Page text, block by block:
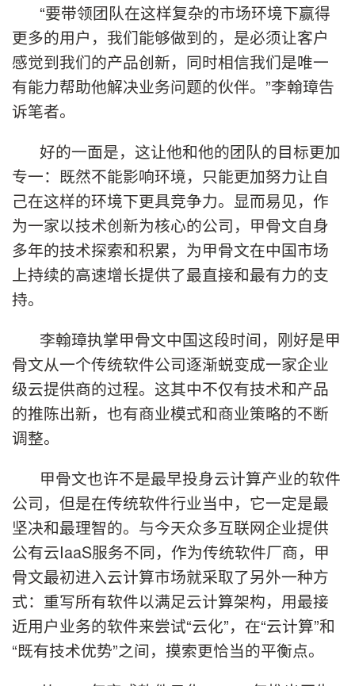
“要带领团队在这样复杂的市场环境下赢得
更多的用户，我们能够做到的，是必须让客户
感觉到我们的产品创新，同时相信我们是唯一
有能力帮助他解决业务问题的伙伴。”李翰璋告
诉笔者。
好的一面是，这让他和他的团队的目标更加
专一：既然不能影响环境，只能更加努力让自
己在这样的环境下更具竞争力。显而易见，作
为一家以技术创新为核心的公司，甲骨文自身
多年的技术探索和积累，为甲骨文在中国市场
上持续的高速增长提供了最直接和最有力的支
持。
李翰璋执掌甲骨文中国这段时间，刚好是甲
骨文从一个传统软件公司逐渐蜕变成一家企业
级云提供商的过程。这其中不仅有技术和产品
的推陈出新，也有商业模式和商业策略的不断
调整。
甲骨文也许不是最早投身云计算产业的软件
公司，但是在传统软件行业当中，它一定是最
坚决和最理智的。与今天众多互联网企业提供
公有云IaaS服务不同，作为传统软件厂商，甲
骨文最初进入云计算市场就采取了另外一种方
式：重写所有软件以满足云计算架构，用最接
近用户业务的软件来尝试“云化”，在“云计算”和
“既有技术优势”之间，摸索更恰当的平衡点。